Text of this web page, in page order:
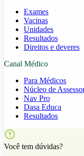
Exames
Vacinas
Unidades
Resultados
Direitos e deveres
Canal Médico
Para Médicos
Núcleo de
Nav Pro
Dasa Educa
Resultados
Você tem dúvidas?